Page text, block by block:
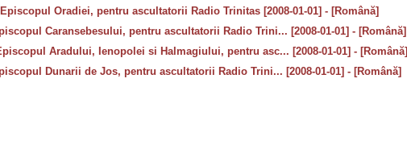
Oradiei, pentru ascultatorii Radio Trinitas [2008-01-01] - [Română]
Caransebesului, pentru ascultatorii Radio Trini... [2008-01-01] - [Română]
Aradului, Ienopolei si Halmagiului, pentru asc... [2008-01-01] - [Română]
Dunarii de Jos, pentru ascultatorii Radio Trini... [2008-01-01] - [Română]